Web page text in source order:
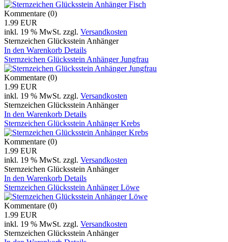
Kommentare (0)
1.99 EUR
inkl. 19 % MwSt. zzgl. Versandkosten
Sternzeichen Glücksstein Anhänger
In den Warenkorb Details
Sternzeichen Glücksstein Anhänger Jungfrau
Kommentare (0)
1.99 EUR
inkl. 19 % MwSt. zzgl. Versandkosten
Sternzeichen Glücksstein Anhänger
In den Warenkorb Details
Sternzeichen Glücksstein Anhänger Krebs
Kommentare (0)
1.99 EUR
inkl. 19 % MwSt. zzgl. Versandkosten
Sternzeichen Glücksstein Anhänger
In den Warenkorb Details
Sternzeichen Glücksstein Anhänger Löwe
Kommentare (0)
1.99 EUR
inkl. 19 % MwSt. zzgl. Versandkosten
Sternzeichen Glücksstein Anhänger